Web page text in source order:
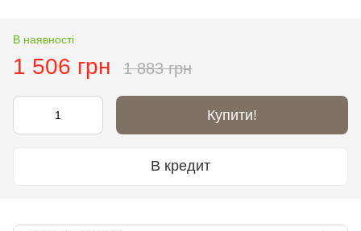
В наявності
1 506 грн 1 883 грн
Купити!
В кредит